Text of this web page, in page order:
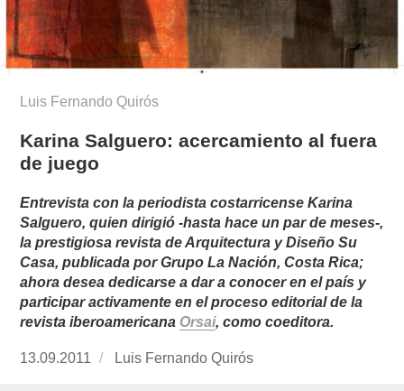
Luis Fernando Quirós
Karina Salguero: acercamiento al fuera
de juego
Entrevista con la periodista costarricense Karina
Salguero, quien dirigió -hasta hace un par de meses-,
la prestigiosa revista de Arquitectura y Diseño Su
Casa, publicada por Grupo La Nación, Costa Rica;
ahora desea dedicarse a dar a conocer en el país y
participar activamente en el proceso editorial de la
revista iberoamericana Orsai, como coeditora.
Publicado
13.09.2011
https://www.experimenta.es/author/luis-
Luis Fernando Quirós